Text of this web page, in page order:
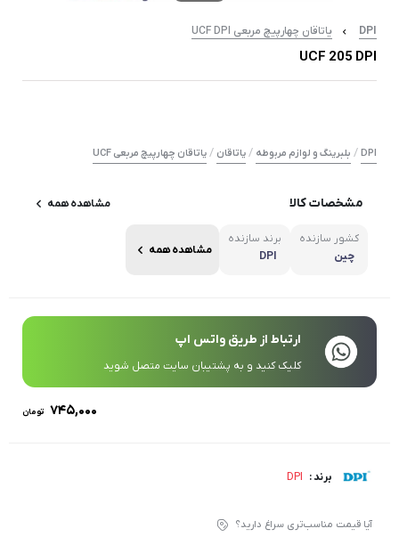
DPI یاتاقان چهارپیچ مربعی UCF DPI
UCF 205 DPI
DPI
/ بلبرینگ و لوازم مربوطه / یاتاقان / یاتاقان چهارپیچ مربعی UCF
مشخصات کالا مشاهده همه
کشور سازنده
چین
برند سازنده
DPI
مشاهده همه
ارتباط از طریق واتس اپ
کلیک کنید و به پشتیبان سایت متصل شوید
۷۴۵,۰۰۰ تومان
برند : DPI
آیا قیمت مناسب‌تری سراغ دارید؟